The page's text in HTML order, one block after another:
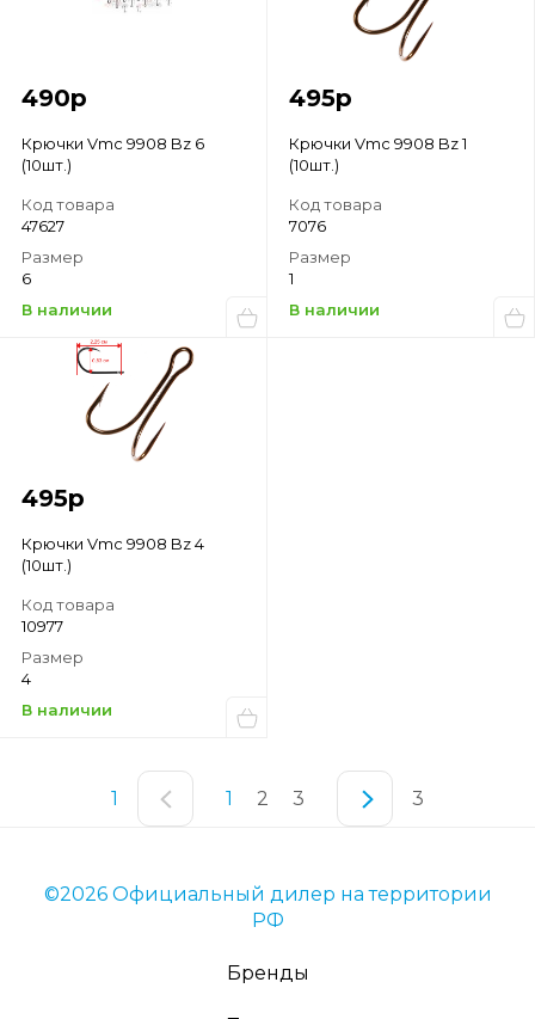
490р
Крючки Vmc 9908 Bz 6
(10шт.)
Код товара
47627
Размер
6
В наличии
495р
Крючки Vmc 9908 Bz 1
(10шт.)
Код товара
7076
Размер
1
В наличии
495р
Крючки Vmc 9908 Bz 4
(10шт.)
Код товара
10977
Размер
4
В наличии
1 1 2 3 3
©2026 Официальный дилер на территории
РФ
Бренды